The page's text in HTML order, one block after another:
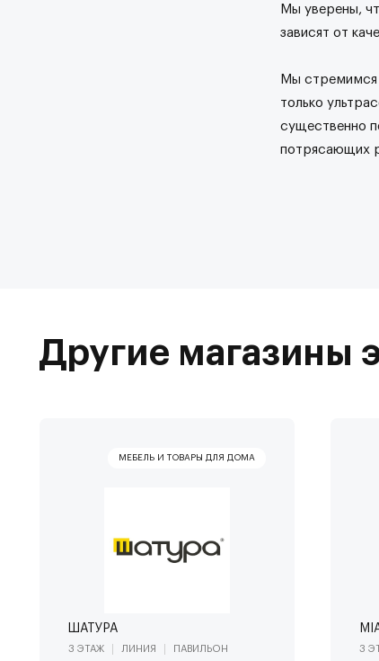
Мы уверены,
зависят от
Мы стремимся
только
существенно
потрясающих
Другие магазины
ШАТУРА
3 ЭТАЖ ЛИНИЯ ПАВИЛЬОН 3